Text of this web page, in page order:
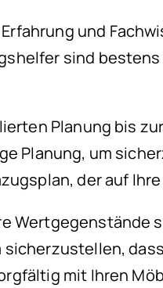
und
sind
Planung bis
Planung, um
der auf
Wertgegenstände
mit Ihren